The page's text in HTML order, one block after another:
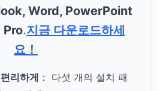
Word, PowerPoint
.지금 다운로드하세
요！
리하게 ： 다섯 개의 설치 패